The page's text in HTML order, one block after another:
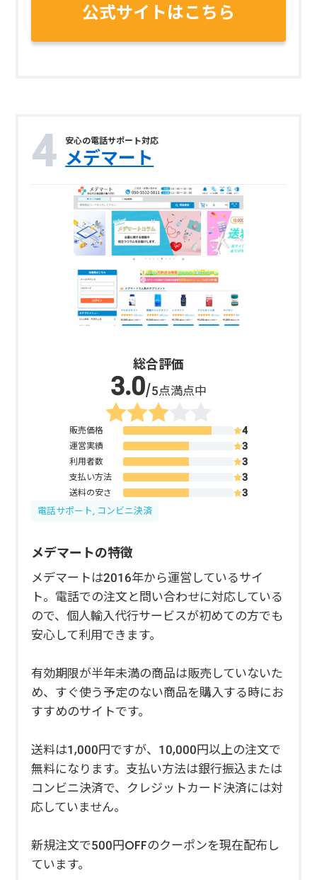
公式サイトはこちら
安心の電話サポート対応
メデマート
総合評価
/5点満点中
販売価格
運営実績
利用者数
支払い方法
送料の安さ
電話サポート, コンビニ決済
メデマートの特徴
メデマートは2016年から運営しているサイ
ト。電話での注文と問い合わせに対応している
ので、個人輸入代行サービスが初めての方でも
安心して利用できます。
有効期限が半年未満の商品は販売していないた
め、すぐ使う予定のない商品を購入する時にお
すすめのサイトです。
送料は1,000円ですが、10,000円以上の注文で
無料になります。支払い方法は銀行振込または
コンビニ決済で、クレジットカード決済には対
応していません。
新規注文で500円OFFのクーポンを現在配布し
ています。